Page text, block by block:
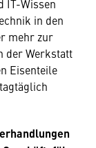
IT-Wissen
in den
mehr zur
der Werkstatt
Eisenteile